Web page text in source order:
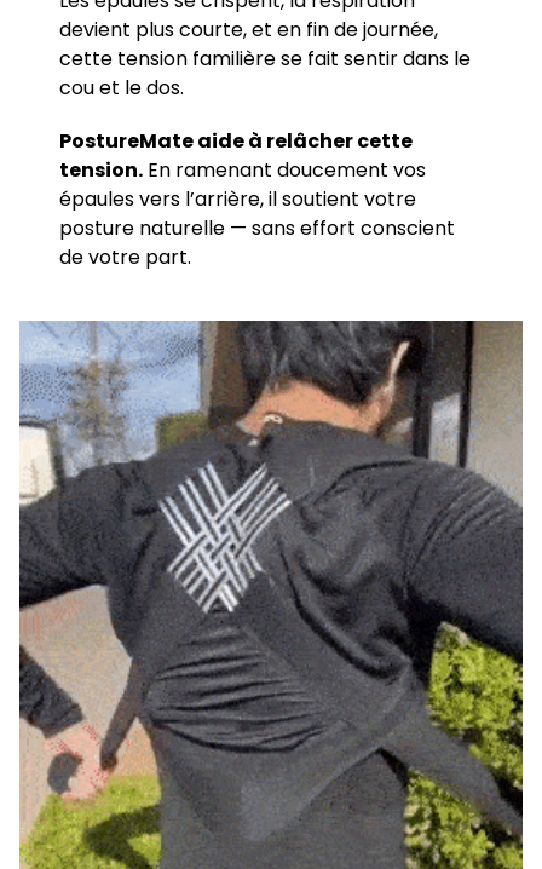
devient plus courte, et en fin de journée,
cette tension familière se fait sentir dans le
cou et le dos.
PostureMate aide à relâcher cette
tension. En ramenant doucement vos
épaules vers l’arrière, il soutient votre
posture naturelle — sans effort conscient
de votre part.